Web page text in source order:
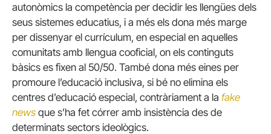
autonòmics la competència per decidir les llengües dels
seus sistemes educatius, i a més els dona més marge
per dissenyar el currículum, en especial en aquelles
comunitats amb llengua cooficial, on els continguts
bàsics es fixen al 50/50. També dona més eines per
promoure l’educació inclusiva, si bé no elimina els
centres d’educació especial, contràriament a la fake
news que s’ha fet córrer amb insistència des de
determinats sectors ideològics.